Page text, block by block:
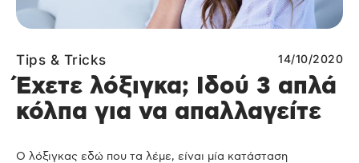
Tips & Tricks 14/10/2020
Έχετε λόξιγκα; Ιδού 3 απλά
κόλπα για να απαλλαγείτε
Ο λόξιγκας εδώ που τα λέμε, είναι μία κατάσταση